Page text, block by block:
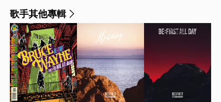
歌手其他專輯